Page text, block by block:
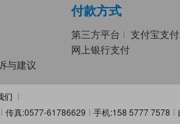
与建议
付款方式
第三方平台 支付宝支付
网上银行支付
们
传真:0577-61786629 手机:158 5777 7578